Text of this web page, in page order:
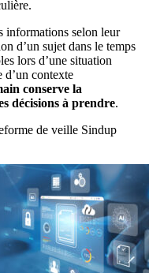
informations selon leur
d’un sujet dans le temps
lors d’une situation
d’un contexte
conserve la
décisions à prendre.
de veille Sindup